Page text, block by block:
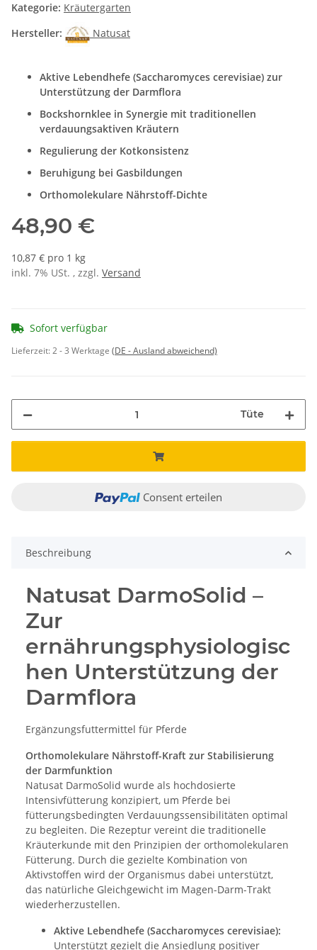
Kategorie: Kräutergarten
Hersteller:
Natusat
Aktive Lebendhefe (Saccharomyces cerevisiae) zur
Unterstützung der Darmflora
Bockshornklee in Synergie mit traditionellen
verdauungsaktiven Kräutern
Regulierung der Kotkonsistenz
Beruhigung bei Gasbildungen
Orthomolekulare Nährstoff-Dichte
48,90 €
10,87 € pro 1 kg
inkl. 7% USt. , zzgl. Versand
Sofort verfügbar
Lieferzeit:2 - 3 Werktage (DE - Ausland abweichend)
Tüte
Consent erteilen
Beschreibung
Natusat DarmoSolid –
Zur
ernährungsphysiologisc
hen Unterstützung der
Darmflora
Ergänzungsfuttermittel für Pferde
Orthomolekulare Nährstoff-Kraft zur Stabilisierung
der Darmfunktion
Natusat DarmoSolid wurde als hochdosierte
Intensivfütterung konzipiert, um Pferde bei
fütterungsbedingten Verdauungssensibilitäten optimal
zu begleiten. Die Rezeptur vereint die traditionelle
Kräuterkunde mit den Prinzipien der orthomolekularen
Fütterung. Durch die gezielte Kombination von
Aktivstoffen wird der Organismus dabei unterstützt,
das natürliche Gleichgewicht im Magen-Darm-Trakt
wiederherzustellen.
Aktive Lebendhefe (Saccharomyces cerevisiae):
Unterstützt gezielt die Ansiedlung positiver